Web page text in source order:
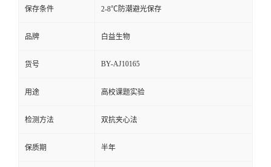
保存条件 2-8℃防潮避光保存
品牌 白益生物
货号 BY-AJ10165
用途 高校课题实验
检测方法 双抗夹心法
保质期 半年